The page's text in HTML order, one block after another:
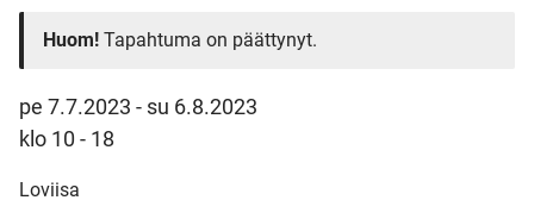
Huom! Tapahtuma on päättynyt.
pe 7.7.2023 - su 6.8.2023
klo 10 - 18
Loviisa